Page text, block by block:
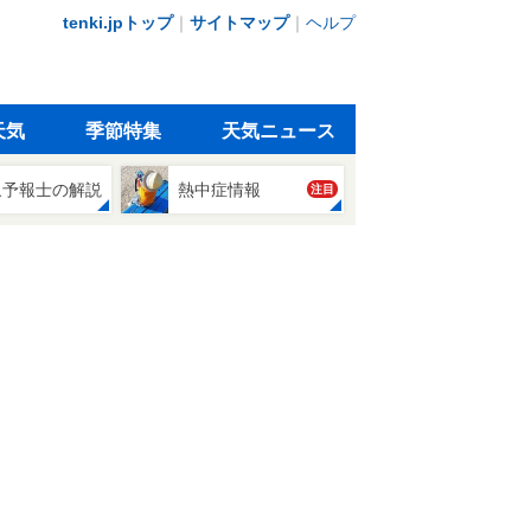
tenki.jpトップ｜ サイトマップ｜ ヘルプ
気 季節特集 天気ニュース
報士の解説 熱中症情報 注目